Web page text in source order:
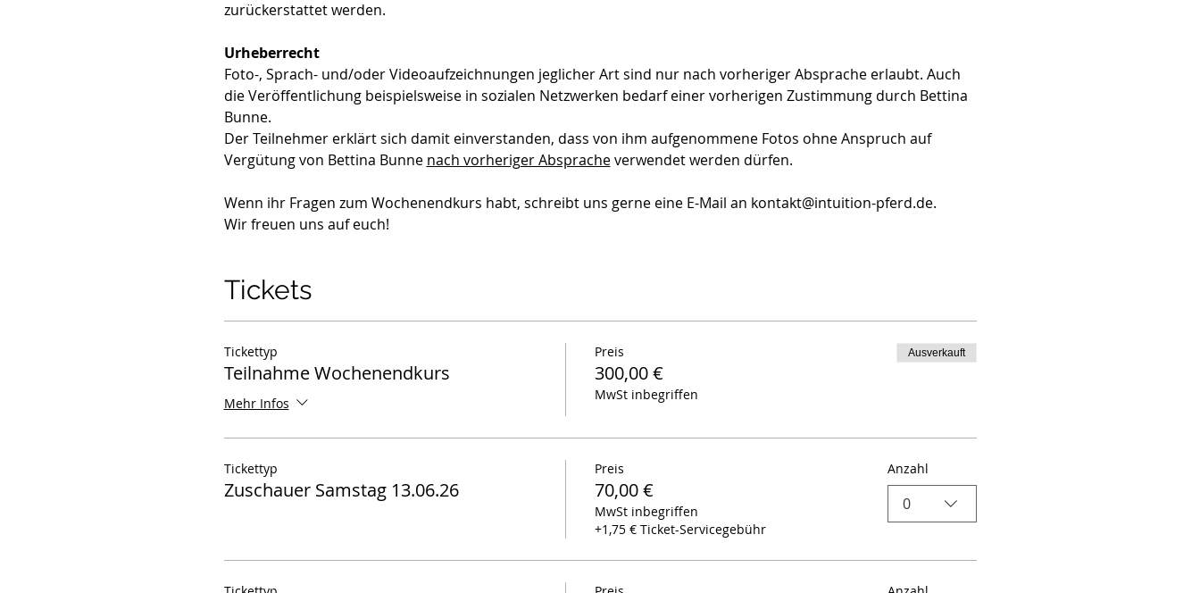
zurückerstattet werden.
Urheberrecht
Foto-, Sprach- und/oder Videoaufzeichnungen jeglicher Art sind nur nach vorheriger Absprache erlaubt. Auch
die Veröffentlichung beispielsweise in sozialen Netzwerken bedarf einer vorherigen Zustimmung durch Bettina
Bunne.
Der Teilnehmer erklärt sich damit einverstanden, dass von ihm aufgenommene Fotos ohne Anspruch auf
Vergütung von Bettina Bunne nach vorheriger Absprache verwendet werden dürfen.
Wenn ihr Fragen zum Wochenendkurs habt, schreibt uns gerne eine E-Mail an kontakt@intuition-pferd.de.
Wir freuen uns auf euch!
Tickets
Tickettyp
Teilnahme Wochenendkurs
Mehr Infos
Preis
300,00 €
MwSt inbegriffen
Ausverkauft
Tickettyp
Zuschauer Samstag 13.06.26
Preis
70,00 €
MwSt inbegriffen
+1,75 € Ticket-Servicegebühr
Anzahl
0